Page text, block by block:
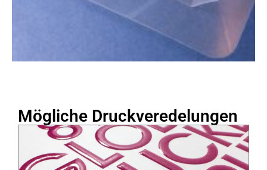
Mögliche Druckveredelungen